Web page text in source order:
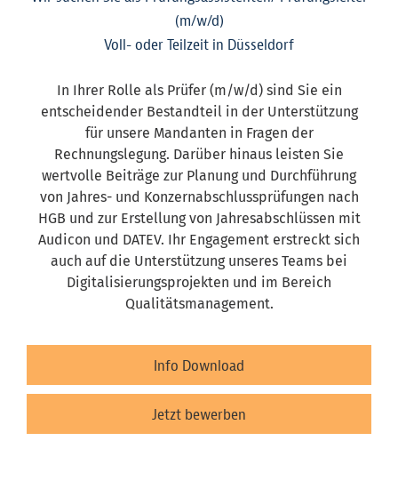
(m/w/d)
Voll- oder Teilzeit in Düsseldorf
In Ihrer Rolle als Prüfer (m/w/d) sind Sie ein
entscheidender Bestandteil in der Unterstützung
für unsere Mandanten in Fragen der
Rechnungslegung. Darüber hinaus leisten Sie
wertvolle Beiträge zur Planung und Durchführung
von Jahres- und Konzernabschlussprüfungen nach
HGB und zur Erstellung von Jahresabschlüssen mit
Audicon und DATEV. Ihr Engagement erstreckt sich
auch auf die Unterstützung unseres Teams bei
Digitalisierungsprojekten und im Bereich
Qualitätsmanagement.
Info Download
Jetzt bewerben